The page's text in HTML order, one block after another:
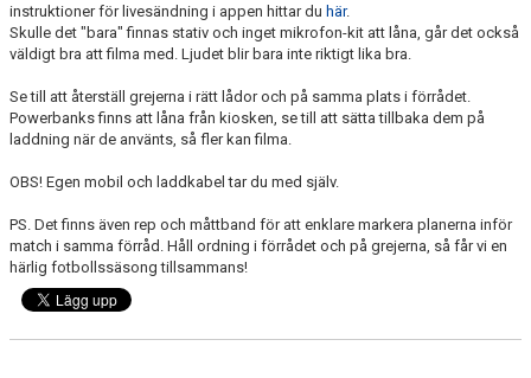
instruktioner för livesändning i appen hittar du här.
Skulle det "bara" finnas stativ och inget mikrofon-kit att låna, går det också
väldigt bra att filma med. Ljudet blir bara inte riktigt lika bra.
Se till att återställ grejerna i rätt lådor och på samma plats i förrådet.
Powerbanks finns att låna från kiosken, se till att sätta tillbaka dem på
laddning när de använts, så fler kan filma.
OBS! Egen mobil och laddkabel tar du med själv.
PS. Det finns även rep och måttband för att enklare markera planerna inför
match i samma förråd. Håll ordning i förrådet och på grejerna, så får vi en
härlig fotbollssäsong tillsammans!